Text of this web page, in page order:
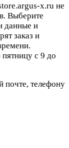
x.ru не
Выберите
данные и
заказ и
с 9 до
почте, телефону